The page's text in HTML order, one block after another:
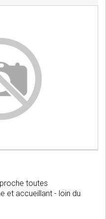
toutes
et accueillant - loin du